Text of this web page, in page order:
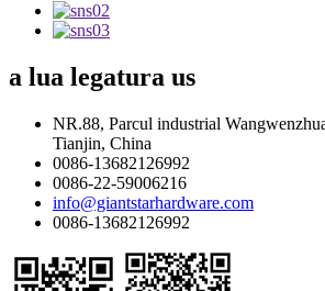
a lua legatura us
NR.88, Parcul industrial
Tianjin, China
0086-13682126992
0086-22-59006216
info@giantstarhardware.com
0086-13682126992